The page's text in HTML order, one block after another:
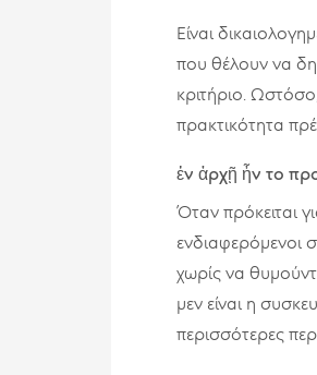
Είναι
που θέλουν να
κριτήριο.
πρακτικότητα
ἐν ἀρχῇ ἦν το
Όταν πρόκειται
ενδιαφερόμενοι
χωρίς να
μεν είναι η
περισσότερες